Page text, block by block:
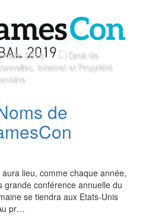
2018
Droit de
, Internet et Propriété
de
lieu, comme chaque année,
grande conférence annuelle du
se tiendra aux Etats-Unis
pr…